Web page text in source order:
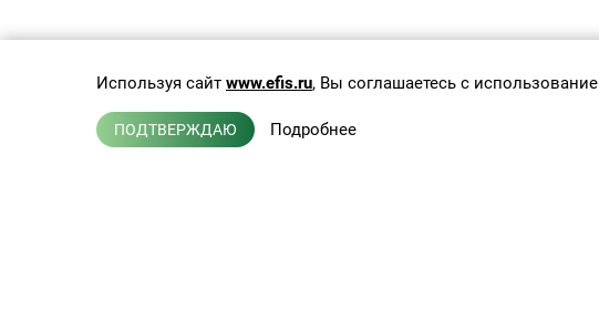
Используя сайт www.efis.ru, Вы соглашаетесь с
ПОДТВЕРЖДАЮ Подробнее